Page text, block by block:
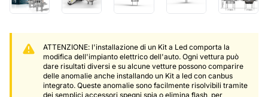
ATTENZIONE: l'installazione di un Kit a Led comporta la
modifica dell'impianto elettrico dell'auto. Ogni vettura può
dare risultati diversi e su alcune vetture possono comparire
delle anomalie anche installando un Kit a led con canbus
integrato. Queste anomalie sono facilmente risolvibili tramite
dei semplici accessori spegni spia o elimina flash, per